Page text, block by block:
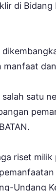
di
manfaat
satu
riset
Undang